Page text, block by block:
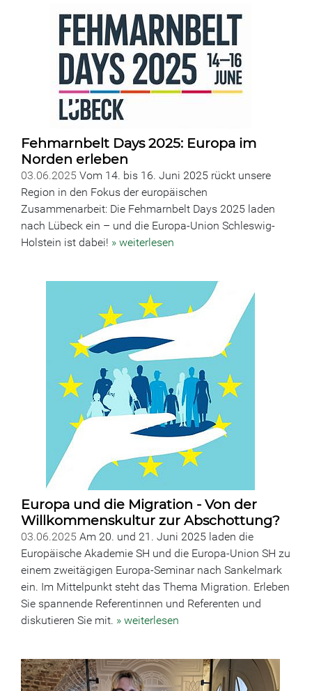
Fehmarnbelt Days 2025: Europa im
Norden erleben
03.06.2025 Vom 14. bis 16. Juni 2025 rückt unsere
Region in den Fokus der europäischen
Zusammenarbeit: Die Fehmarnbelt Days 2025 laden
nach Lübeck ein – und die Europa-Union Schleswig-
Holstein ist dabei! » weiterlesen
Europa und die Migration - Von der
Willkommenskultur zur Abschottung?
03.06.2025 Am 20. und 21. Juni 2025 laden die
Europäische Akademie SH und die Europa-Union SH zu
einem zweitägigen Europa-Seminar nach Sankelmark
ein. Im Mittelpunkt steht das Thema Migration. Erleben
Sie spannende Referentinnen und Referenten und
diskutieren Sie mit. » weiterlesen